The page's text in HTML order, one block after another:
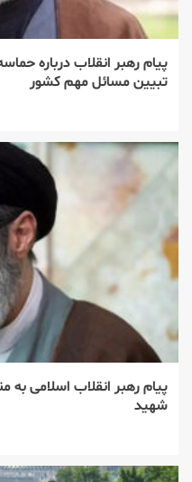
پیام رهبر انقلاب درباره
تبیین مسائل مهم کشور
پیام رهبر انقلاب اسلامی
شهید